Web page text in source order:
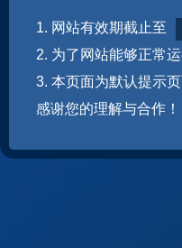
1. 网站有效期截止至
2. 为了网站能够正常
3. 本页面为默认提示
感谢您的理解与合作！